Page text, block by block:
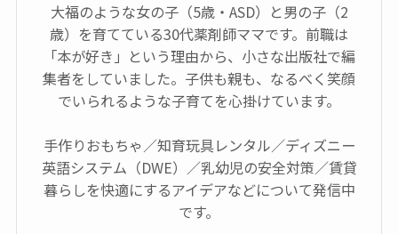
大福のような女の子（5歳・ASD）と男の子（2
歳）を育てている30代薬剤師ママです。前職は
「本が好き」という理由から、小さな出版社で編
集者をしていました。子供も親も、なるべく笑顔
でいられるような子育てを心掛けています。
手作りおもちゃ／知育玩具レンタル／ディズニー
英語システム（DWE）／乳幼児の安全対策／賃貸
暮らしを快適にするアイデアなどについて発信中
です。